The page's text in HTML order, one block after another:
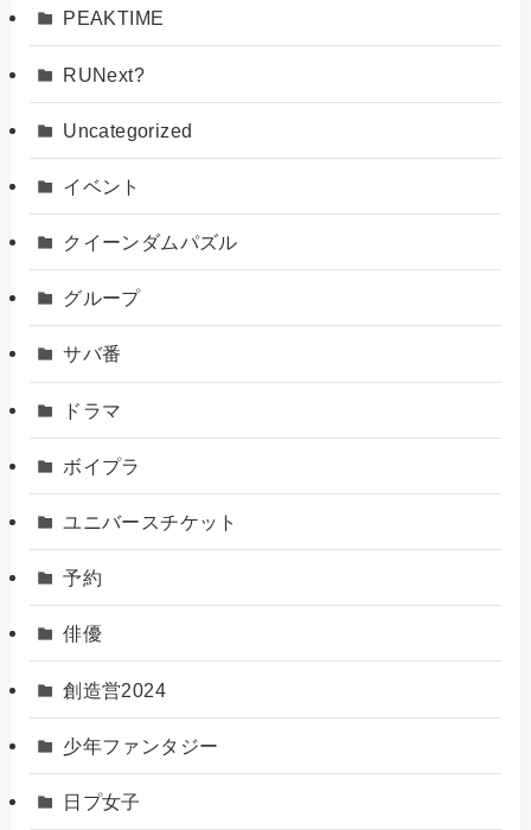
PEAKTIME
RUNext?
Uncategorized
イベント
クイーンダムパズル
グループ
サバ番
ドラマ
ボイプラ
ユニバースチケット
予約
俳優
創造営2024
少年ファンタジー
日プ女子